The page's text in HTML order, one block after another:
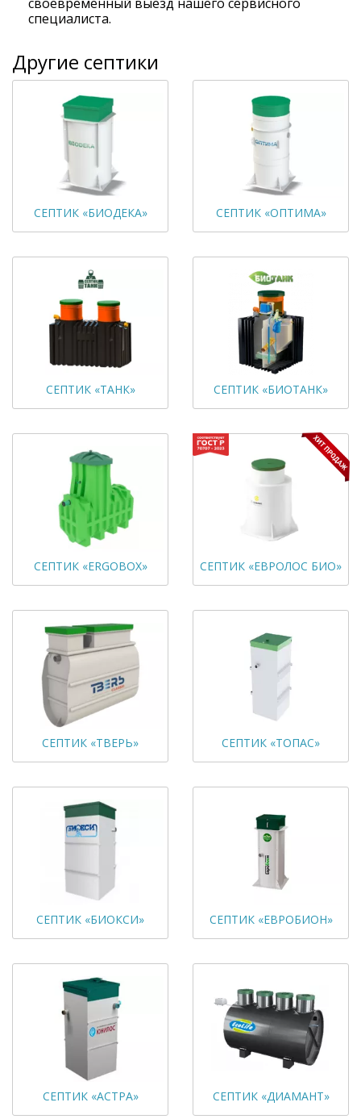
специалиста.
Другие септики
СЕПТИК «БИОДЕКА» СЕПТИК «ОПТИМА»
СЕПТИК «ТАНК» СЕПТИК «БИОТАНК»
СЕПТИК «ERGOBOX» СЕПТИК «ЕВРОЛОС БИО»
СЕПТИК «ТВЕРЬ» СЕПТИК «ТОПАС»
СЕПТИК «БИОКСИ» СЕПТИК «ЕВРОБИОН»
СЕПТИК «АСТРА» СЕПТИК «ДИАМАНТ»